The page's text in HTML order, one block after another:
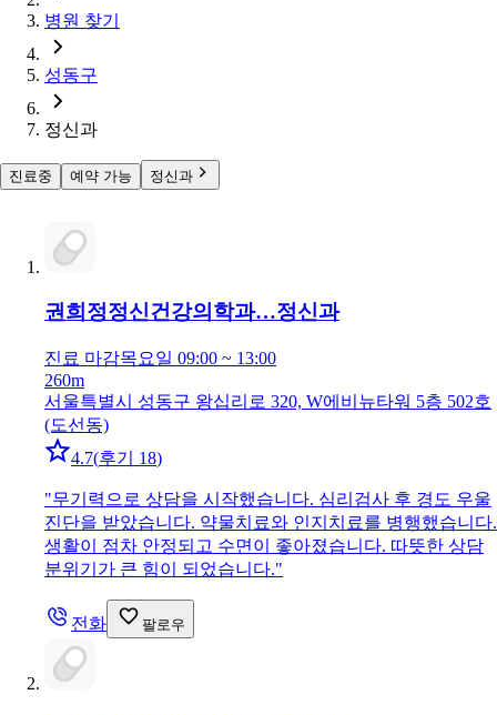
병원 찾기
성동구
정신과
진료중 예약 가능 정신과
권희정정신건강의학과…정신과
진료 마감목요일 09:00 ~ 13:00
260m
서울특별시 성동구 왕십리로 320, W에비뉴타워 5층 502호
(도선동)
4.7(후기 18)
"무기력으로 상담을 시작했습니다. 심리검사 후 경도 우울
진단을 받았습니다. 약물치료와 인지치료를 병행했습니다.
생활이 점차 안정되고 수면이 좋아졌습니다. 따뜻한 상담
분위기가 큰 힘이 되었습니다."
전화 팔로우